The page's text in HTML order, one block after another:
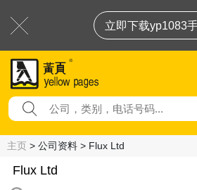
立即下载yp1083
主页 > 公司资料 > Flux Ltd
Flux Ltd